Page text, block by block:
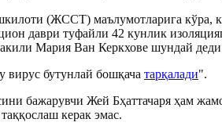
(ЖССТ) маълумотларига кўра,
даври туфайли 42 кунлик
Мария Ван Керкхове шундай
вирус бутунлай бошқача тарқалади".
бажарувчи Жей Бҳаттачаря ҳам
керак эмас.